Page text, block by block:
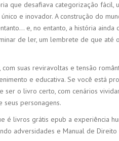
que desafiava categorização fácil,
e inovador. A construção do
e, no entanto, a história ainda
de ler, um lembrete de que até
suas reviravoltas e tensão
e educativa. Se você está
o livro certo, com cenários
personagens.
é livros grátis epub a experiência
adversidades e Manual de Direito